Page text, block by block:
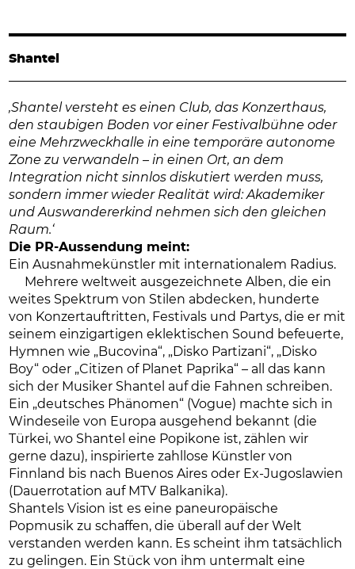
Shantel
‚Shantel versteht es einen Club, das Konzerthaus,
den staubigen Boden vor einer Festivalbühne oder
eine Mehrzweckhalle in eine temporäre autonome
Zone zu verwandeln – in einen Ort, an dem
Integration nicht sinnlos diskutiert werden muss,
sondern immer wieder Realität wird: Akademiker
und Auswandererkind nehmen sich den gleichen
Raum.‘
Die PR-Aussendung meint:
Ein Ausnahmekünstler mit internationalem Radius.
Mehrere weltweit ausgezeichnete Alben, die ein
weites Spektrum von Stilen abdecken, hunderte
von Konzertauftritten, Festivals und Partys, die er mit
seinem einzigartigen eklektischen Sound befeuerte,
Hymnen wie „Bucovina“, „Disko Partizani“, „Disko
Boy“ oder „Citizen of Planet Paprika“ – all das kann
sich der Musiker Shantel auf die Fahnen schreiben.
Ein „deutsches Phänomen“ (Vogue) machte sich in
Windeseile von Europa ausgehend bekannt (die
Türkei, wo Shantel eine Popikone ist, zählen wir
gerne dazu), inspirierte zahllose Künstler von
Finnland bis nach Buenos Aires oder Ex-Jugoslawien
(Dauerrotation auf MTV Balkanika).
Shantels Vision ist es eine paneuropäische
Popmusik zu schaffen, die überall auf der Welt
verstanden werden kann. Es scheint ihm tatsächlich
zu gelingen. Ein Stück von ihm untermalt eine